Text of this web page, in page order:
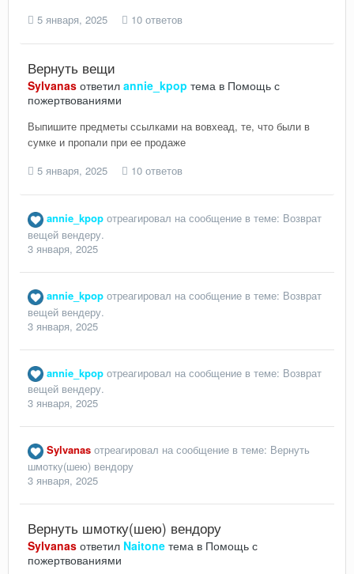
5 января, 2025
10 ответов
Вернуть вещи
Sylvanas ответил annie_kpop тема в Помощь с
пожертвованиями
Выпишите предметы ссылками на вовхеад, те, что были в
сумке и пропали при ее продаже
5 января, 2025
10 ответов
annie_kpop отреагировал на сообщение в теме: Возврат
вещей вендеру.
3 января, 2025
annie_kpop отреагировал на сообщение в теме: Возврат
вещей вендеру.
3 января, 2025
annie_kpop отреагировал на сообщение в теме: Возврат
вещей вендеру.
3 января, 2025
Sylvanas отреагировал на сообщение в теме: Вернуть
шмотку(шею) вендору
3 января, 2025
Вернуть шмотку(шею) вендору
Sylvanas ответил Naitone тема в Помощь с
пожертвованиями